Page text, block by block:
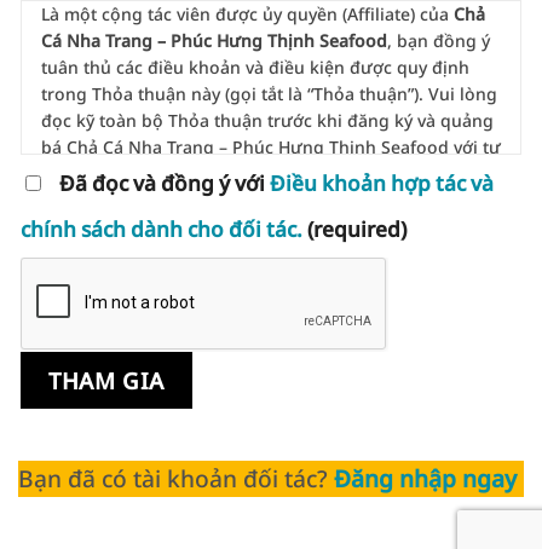
Là một cộng tác viên được ủy quyền (Affiliate) của Chả
Cá Nha Trang – Phúc Hưng Thịnh Seafood, bạn đồng ý
tuân thủ các điều khoản và điều kiện được quy định
trong Thỏa thuận này (gọi tắt là “Thỏa thuận”). Vui lòng
đọc kỹ toàn bộ Thỏa thuận trước khi đăng ký và quảng
bá Chả Cá Nha Trang – Phúc Hưng Thịnh Seafood với tư
cách là cộng tác viên.
bá hợp pháp website của chúng tôi để nhận hoa hồng
từ các hội viên và sản phẩm được mua bởi khách hàng
mà bạn giới thiệu đến Chả Cá Nha Trang – Phúc Hưng
Thịnh Seafood thông qua website hoặc kênh giới thiệu
Khi đăng ký tham gia chương trình Cộng tác viên
(Chương trình), bạn xác nhận rằng mình đã đọc, hiểu
Phê duyệt hoặc từ chối đơn đăng ký
Đã đọc và đồng ý với Điều khoản hợp tác và
chính sách dành cho đối tác.(required)
Bạn đã có tài khoản đối tác? Đăng nhập ngay